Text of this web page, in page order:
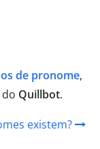
de pronome,
do Quillbot.
existem?